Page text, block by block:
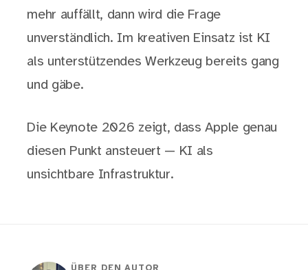
mehr auffällt, dann wird die Frage
unverständlich. Im kreativen Einsatz ist KI
als unterstützendes Werkzeug bereits gang
und gäbe.
Die Keynote 2026 zeigt, dass Apple genau
diesen Punkt ansteuert — KI als
unsichtbare Infrastruktur.